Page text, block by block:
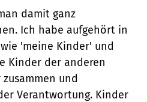
damit ganz
Ich habe aufgehört in
'meine Kinder' und
Kinder der anderen
und
Verantwortung. Kinder